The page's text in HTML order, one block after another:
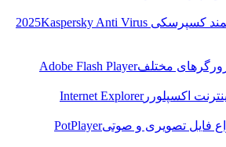
2025
Kaspersky Anti Virus
مختلف Adobe Flash Player
Internet Explorer
تصویری و صوتیPotPlayer